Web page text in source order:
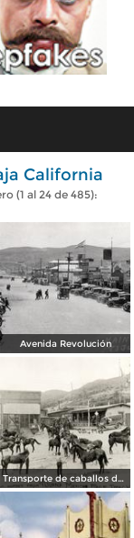
California
(1 al 24 de 485):
Avenida Revolución
Transporte de caballos del hipódromo hacia Estados Unidos